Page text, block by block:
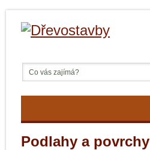
Podlahy a povrchy